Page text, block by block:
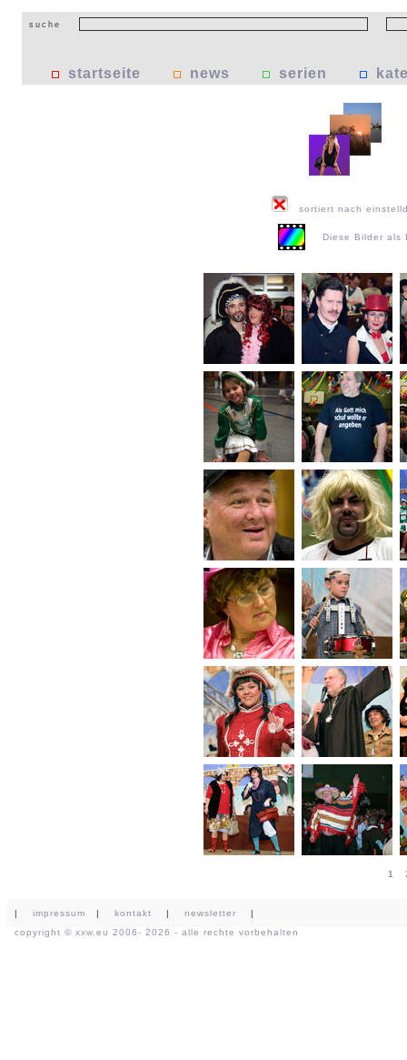
suche
startseite news serien
sortiert nach
Diese Bilder als
1
| impressum | kontakt | newsletter |
copyright © xxw.eu 2006- 2026 - alle rechte vorbehalten